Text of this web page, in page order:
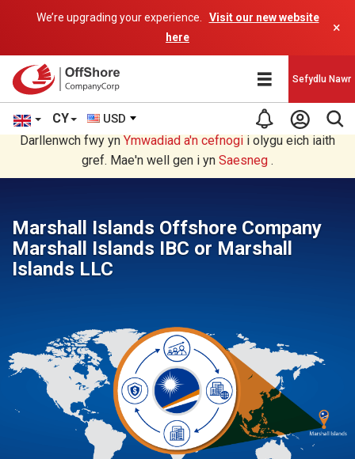
We’re upgrading your experience.
Visit our new website
here
×
CY USD
Sefydlu Nawr
Rydych chi'n darllen yn Welsh cyfieithu gan raglen AI.
Darllenwch fwy yn Ymwadiad a'n cefnogi i olygu eich iaith
gref. Mae'n well gen i yn Saesneg .
Marshall Islands Offshore Company
Marshall Islands IBC or Marshall
Islands LLC